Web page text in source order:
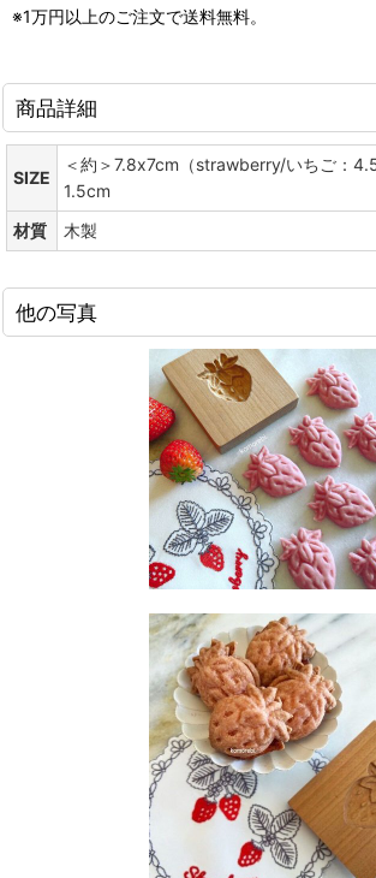
※1万円以上のご注文で送料無料。
商品詳細
SIZE
＜約＞7.8x7cm（strawberry/いちご：
1.5cm
材質
木製
他の写真